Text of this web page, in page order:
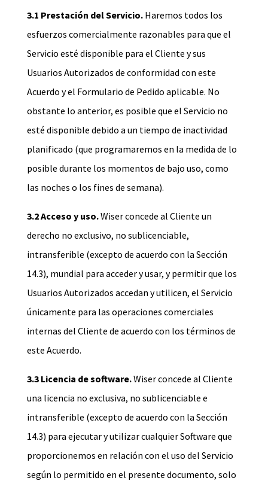
3.1 Prestación del Servicio. Haremos todos los
esfuerzos comercialmente razonables para que el
Servicio esté disponible para el Cliente y sus
Usuarios Autorizados de conformidad con este
Acuerdo y el Formulario de Pedido aplicable. No
obstante lo anterior, es posible que el Servicio no
esté disponible debido a un tiempo de inactividad
planificado (que programaremos en la medida de lo
posible durante los momentos de bajo uso, como
las noches o los fines de semana).
3.2 Acceso y uso.Wiser concede al Cliente un
derecho no exclusivo, no sublicenciable,
intransferible (excepto de acuerdo con la Sección
14.3), mundial para acceder y usar, y permitir que los
Usuarios Autorizados accedan y utilicen, el Servicio
únicamente para las operaciones comerciales
internas del Cliente de acuerdo con los términos de
este Acuerdo.
3.3 Licencia de software.Wiser concede al Cliente
una licencia no exclusiva, no sublicenciable e
intransferible (excepto de acuerdo con la Sección
14.3) para ejecutar y utilizar cualquier Software que
proporcionemos en relación con el uso del Servicio
según lo permitido en el presente documento, solo